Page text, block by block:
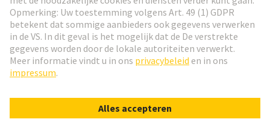
© HARTING Technology Group